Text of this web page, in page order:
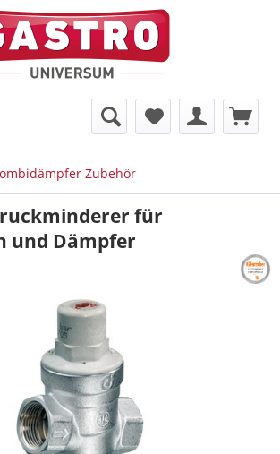
Zubehör
für
und Dämpfer